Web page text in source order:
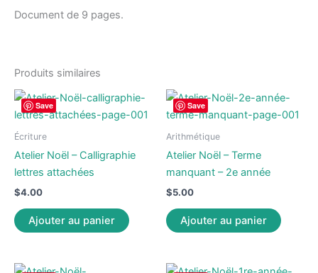
Document de 9 pages.
Produits similaires
Save
Écriture
Atelier Noël – Calligraphie
lettres attachées
$4.00
Ajouter au panier
Save
Arithmétique
Atelier Noël – Terme
manquant – 2e année
$5.00
Ajouter au panier